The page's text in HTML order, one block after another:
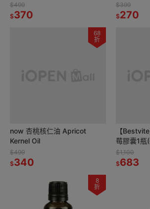
$499
$370
$399
$270
68
折
now 杏桃核仁油 Apricot
Kernel Oil
$499
$340
【
莓膠囊1瓶
$1,100
$683
8
折